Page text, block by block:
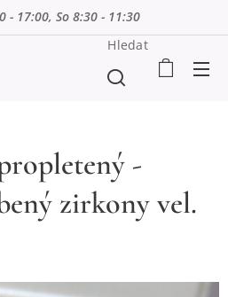
- 17:00, So 8:30 - 11:30
Hledat
-
zirkony vel.